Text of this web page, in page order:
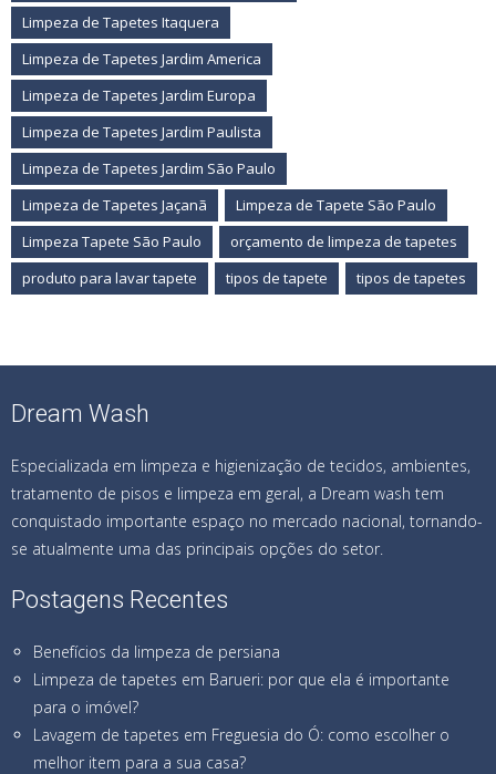
Limpeza de Tapetes Itaquera
Limpeza de Tapetes Jardim America
Limpeza de Tapetes Jardim Europa
Limpeza de Tapetes Jardim Paulista
Limpeza de Tapetes Jardim São Paulo
Limpeza de Tapetes Jaçanã
Limpeza de Tapete São Paulo
Limpeza Tapete São Paulo
orçamento de limpeza de tapetes
produto para lavar tapete
tipos de tapete tipos de tapetes
Dream Wash
Especializada em limpeza e higienização de tecidos, ambientes,
tratamento de pisos e limpeza em geral, a Dream wash tem
conquistado importante espaço no mercado nacional, tornando-
se atualmente uma das principais opções do setor.
Postagens Recentes
Benefícios da limpeza de persiana
Limpeza de tapetes em Barueri: por que ela é importante
para o imóvel?
Lavagem de tapetes em Freguesia do Ó: como escolher o
melhor item para a sua casa?